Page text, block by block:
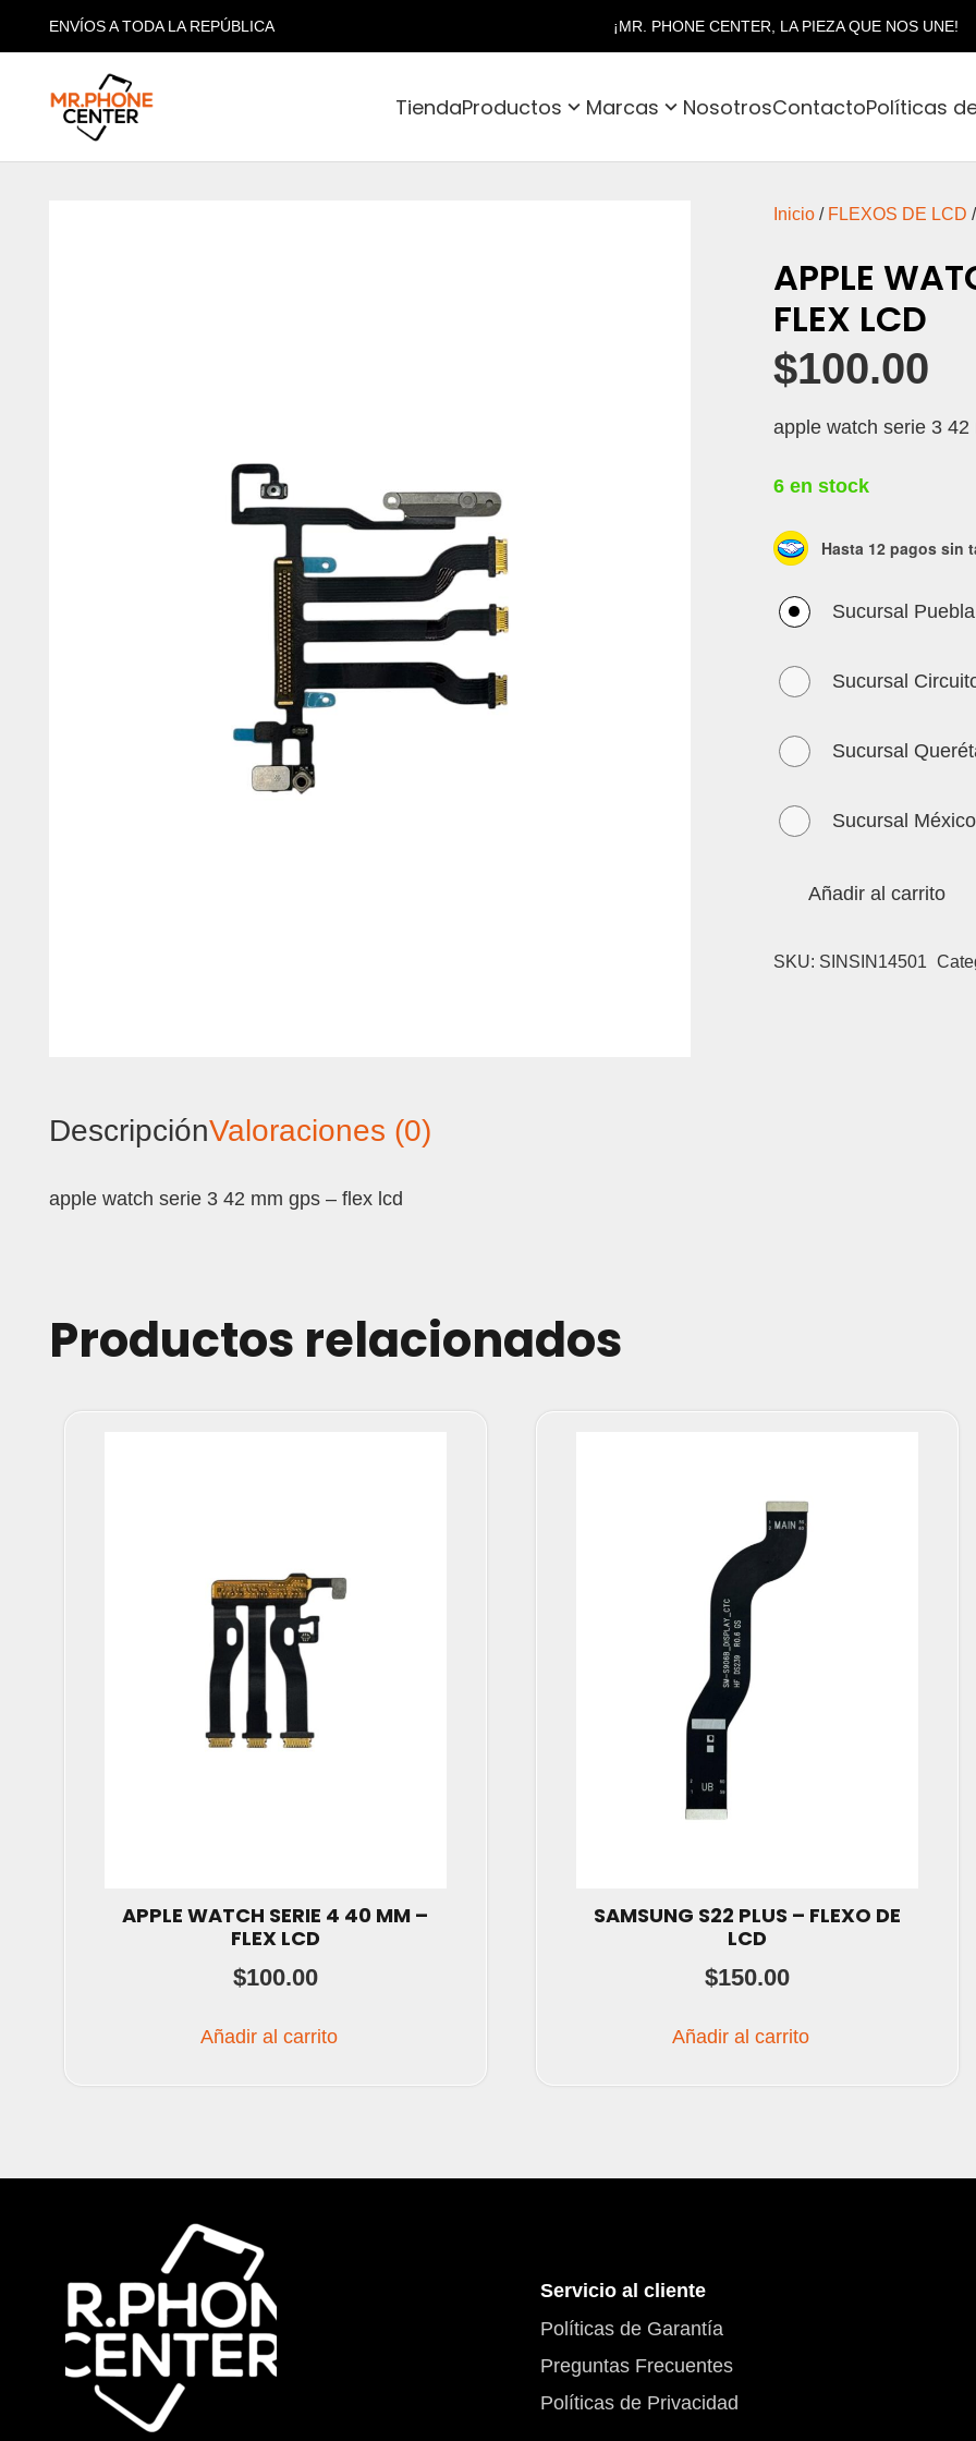
ENVÍOS A TODA LA REPÚBLICA ¡MR. PHONE CENTER, LA PIEZA QUE NOS UNE!
TiendaProductos Marcas NosotrosContactoPolíticas
Inicio/ FLEXOS DE LCD
APPLE
FLEX LCD
$100.00
apple watch serie 3 42
6 en stock
Hasta 12 pagos sin
Sucursal Puebla
Sucursal
Sucursal
Sucursal México
Añadir al carrito
SKU: SINSIN14501
DescripciónValoraciones (0)
apple watch serie 3 42 mm gps – flex lcd
Productos relacionados
APPLE WATCH SERIE 4 40 MM –
FLEX LCD
$100.00
Añadir al carrito
SAMSUNG S22 PLUS – FLEXO DE
LCD
$150.00
Añadir al carrito
Servicio al cliente
Políticas de Garantía
Preguntas Frecuentes
Políticas de Privacidad